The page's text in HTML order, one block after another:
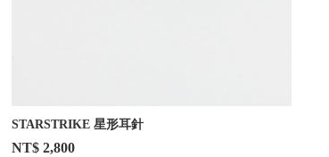
STARSTRIKE 星形耳針
NT$ 2,800